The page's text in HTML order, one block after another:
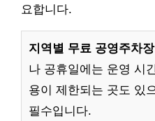
요합니다.
지역별 무료 공영주차장
나 공휴일에는 운영 시
용이 제한되는 곳도 있
필수입니다.